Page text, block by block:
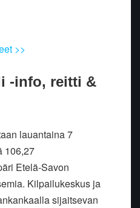
>>
-info, reitti &
lauantaina 7
106,27
Etelä-Savon
Kilpailukeskus ja
sijaitsevan